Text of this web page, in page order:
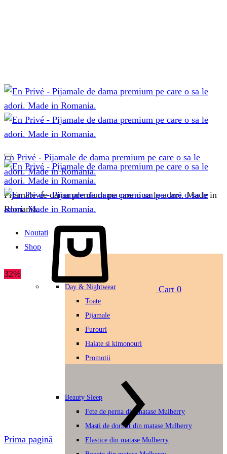
En Privé - Pijamale de dama premium pe care o sa le
adori. Made in Romania.
Pijamale de dama premium pe care o sa le adori. Made in
Romania.
Noutati
Shop
Day & Nightwear
Toate
Pijamale
Furouri
Halate si kimonouri
Promotii
Beauty Sleep
Fete de perna din matase Mulberry
Masti de dormit din matase Mulberry
Elastice din matase Mulberry
Cart 0
32%
Prima pagină